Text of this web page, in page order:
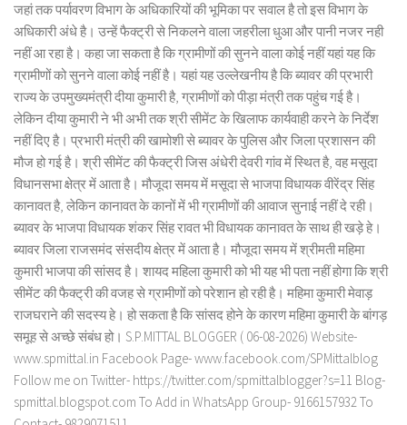
जहां तक पर्यावरण विभाग के अधिकारियों की भूमिका पर सवाल है तो इस विभाग के
अधिकारी अंधे है। उन्हें फैक्ट्री से निकलने वाला जहरीला धुआ और पानी नजर नही
नहीं आ रहा है। कहा जा सकता है कि ग्रामीणों की सुनने वाला कोई नहीं यहां यह कि
ग्रामीणों को सुनने वाला कोई नहीं है। यहां यह उल्लेखनीय है कि ब्यावर की प्रभारी
राज्य के उपमुख्यमंत्री दीया कुमारी है, ग्रामीणों को पीड़ा मंत्री तक पहुंच गई है।
लेकिन दीया कुमारी ने भी अभी तक श्री सीमेंट के खिलाफ कार्यवाही करने के निर्देश
नहीं दिए है। प्रभारी मंत्री की खामोशी से ब्यावर के पुलिस और जिला प्रशासन की
मौज हो गई है। श्री सीमेंट की फैक्ट्री जिस अंधेरी देवरी गांव में स्थित है, वह मसूदा
विधानसभा क्षेत्र में आता है। मौजूदा समय में मसूदा से भाजपा विधायक वीरेंद्र सिंह
कानावत है, लेकिन कानावत के कानों में भी ग्रामीणों की आवाज सुनाई नहीं दे रही।
ब्यावर के भाजपा विधायक शंकर सिंह रावत भी विधायक कानावत के साथ ही खड़े हे।
ब्यावर जिला राजसमंद संसदीय क्षेत्र में आता है। मौजूदा समय में श्रीमती महिमा
कुमारी भाजपा की सांसद है। शायद महिला कुमारी को भी यह भी पता नहीं होगा कि श्री
सीमेंट की फैक्ट्री की वजह से ग्रामीणों को परेशान हो रही है। महिमा कुमारी मेवाड़
राजघराने की सदस्य हे। हो सकता है कि सांसद होने के कारण महिमा कुमारी के बांगड़
समूह से अच्छे संबंध हो। S.P.MITTAL BLOGGER ( 06-08-2026) Website-
www.spmittal.in Facebook Page- www.facebook.com/SPMittalblog
Follow me on Twitter- https://twitter.com/spmittalblogger?s=11 Blog-
spmittal.blogspot.com To Add in WhatsApp Group- 9166157932 To